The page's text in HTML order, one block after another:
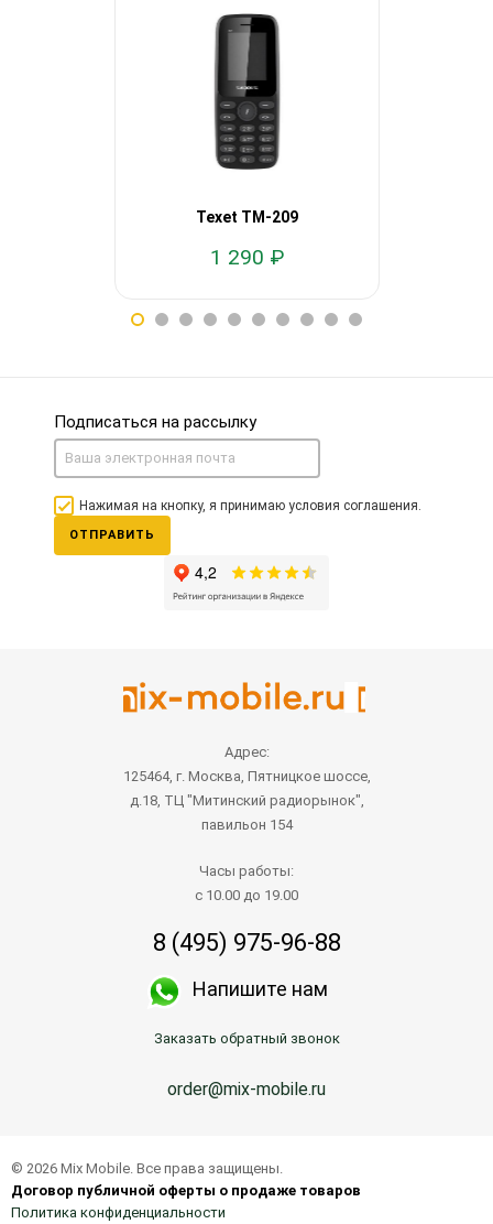
Texet TM-209
1 290 ₽
Подписаться на рассылку
Нажимая на кнопку, я принимаю условия соглашения.
ОТПРАВИТЬ
Адрес:
125464, г. Москва, Пятницкое шоссе,
д.18, ТЦ "Митинский радиорынок",
павильон 154
Часы работы:
с 10.00 до 19.00
8 (495) 975-96-88
Напишите нам
Заказать обратный звонок
order@mix-mobile.ru
© 2026 Mix Mobile. Все права защищены.
Договор публичной оферты о продаже товаров
Политика конфиденциальности